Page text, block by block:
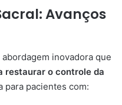
Avanços
inovadora que
restaurar o controle da
para pacientes com: